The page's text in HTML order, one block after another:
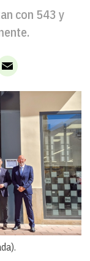
con 543 y
Email